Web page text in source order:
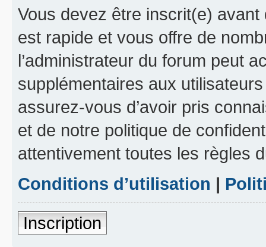
Vous devez être inscrit(e) avant
est rapide et vous offre de
l’administrateur du forum peut
supplémentaires aux
assurez-vous d’avoir pris
et de notre politique de
attentivement toutes les règles
Conditions d’utilisation |
Inscription